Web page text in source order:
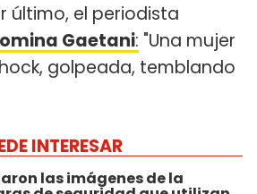
último, el periodista
Gaetani: "Una mujer
golpeada, temblando
INTERESAR
las imágenes de la